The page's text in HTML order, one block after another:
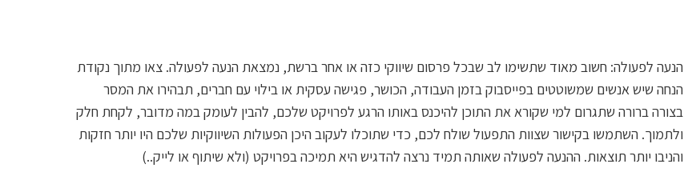
הנעה לפעולה: חשוב מאוד שתשימו לב שבכל פרסום שיווקי כזה או אחר ברשת, נמצאת הנעה לפעולה. צאו מתוך נקודת
הנחה שיש אנשים שמשוטטים בפייסבוק בזמן העבודה, הכושר, פגישה עסקית או בילוי עם חברים, תבהירו את המסר
בצורה ברורה שתגרום למי שקורא את התוכן להיכנס באותו הרגע לפרויקט שלכם, להבין לעומק במה מדובר, לקחת חלק
ולתמוך. השתמשו בקישור שצוות התפעול שולח לכם, כדי שתוכלו לעקוב היכן הפעולות השיווקיות שלכם היו יותר חזקות
והניבו יותר תוצאות. ההנעה לפעולה שאותה תמיד נרצה להדגיש היא תמיכה בפרויקט (ולא שיתוף או לייק..)